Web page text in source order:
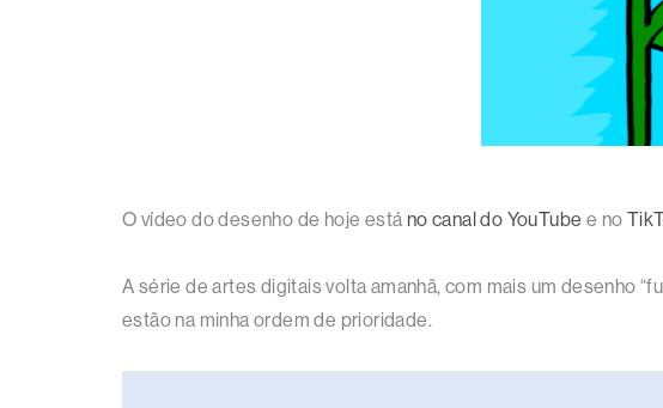
O vídeo do desenho de hoje está no canal do YouTube e no
A série de artes digitais volta amanhã, com mais um desenho
estão na minha ordem de prioridade.